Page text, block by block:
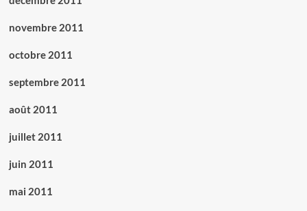
novembre 2011
octobre 2011
septembre 2011
août 2011
juillet 2011
juin 2011
mai 2011